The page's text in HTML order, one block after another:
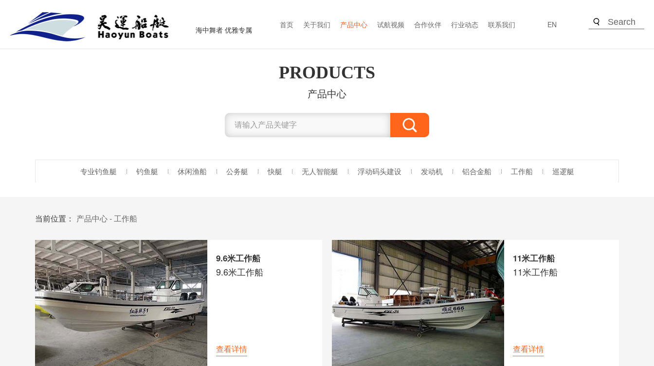
海中舞者 优雅专属
EN
首页 关于我们 产品中心 试航视频 合作伙伴 行业动态 联系我们
PRODUCTS
产品中心
专业钓鱼艇 钓鱼艇 休闲渔船 公务艇 快艇 无人智能艇 浮动码头建设 发动机 铝合金船 工作船 巡逻艇
当前位置： 产品中心-工作船
9.6米工作船
9.6米工作船
查看详情
11米工作船
11米工作船
查看详情